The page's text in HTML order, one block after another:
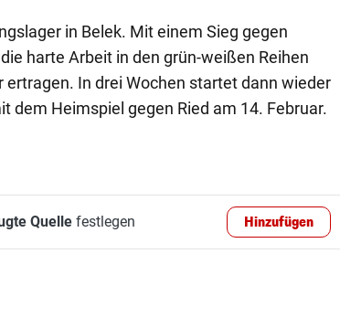
in Belek. Mit einem Sieg gegen
harte Arbeit in den grün-weißen Reihen
In drei Wochen startet dann wieder
dem Heimspiel gegen Ried am 14. Februar.
Quellefestlegen Hinzufügen